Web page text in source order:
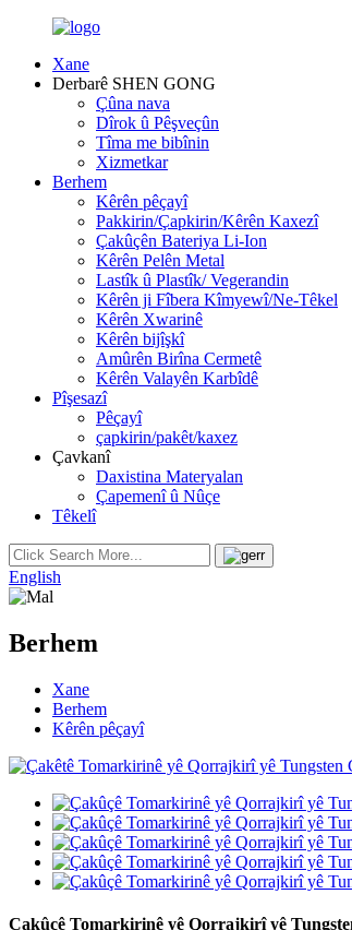
Xane
Derbarê SHEN GONG
Çûna nava
Dîrok û Pêşveçûn
Tîma me bibînin
Xizmetkar
Berhem
Kêrên pêçayî
Pakkirin/Çapkirin/Kêrên Kaxezî
Çakûçên Bateriya Li-Ion
Kêrên Pelên Metal
Lastîk û Plastîk/ Vegerandin
Kêrên ji Fîbera Kîmyewî/Ne-Têkel
Kêrên Xwarinê
Kêrên bijîşkî
Amûrên Birîna Cermetê
Kêrên Valayên Karbîdê
Pîşesazî
Pêçayî
çapkirin/pakêt/kaxez
Çavkanî
Daxistina Materyalan
Çapemenî û Nûçe
Têkelî
English
Berhem
Xane
Berhem
Kêrên pêçayî
Çakûçê Tomarkirinê yê Qorrajkirî yê